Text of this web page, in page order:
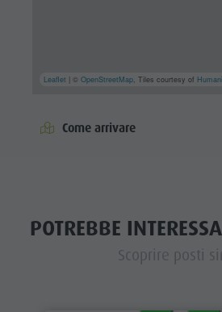
Leaflet | ©OpenStreetMap, Tiles courtesy of
Come arrivare
POTREBBE
Scoprire posti